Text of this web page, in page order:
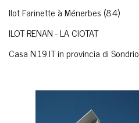
Ilot Farinette à Ménerbes (84)
ILOT RENAN - LA CIOTAT
Casa N.19.IT in provincia di Sondrio